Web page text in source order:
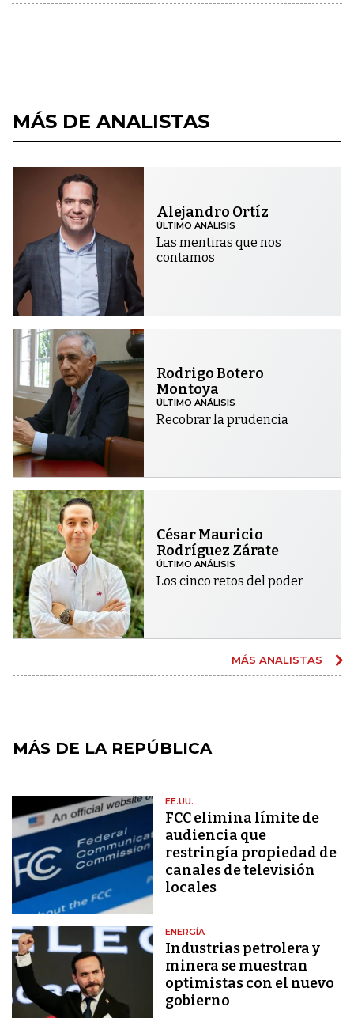
MÁS DE ANALISTAS
Alejandro Ortíz
ÚLTIMO ANÁLISIS
Las mentiras que nos
contamos
Rodrigo Botero
Montoya
ÚLTIMO ANÁLISIS
Recobrar la prudencia
César Mauricio
Rodríguez Zárate
ÚLTIMO ANÁLISIS
Los cinco retos del poder
MÁS ANALISTAS
MÁS DE LA REPÚBLICA
EE.UU.
FCC elimina límite de
audiencia que
restringía propiedad de
canales de televisión
locales
ENERGÍA
Industrias petrolera y
minera se muestran
optimistas con el nuevo
gobierno